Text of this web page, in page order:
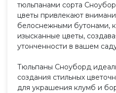
тюльпанами сорта
цветы привлекают
белоснежными бутонами,
изысканные цветы,
утонченности в вашем
Тюльпаны Сноуборд
создания стильных
для украшения клумб и